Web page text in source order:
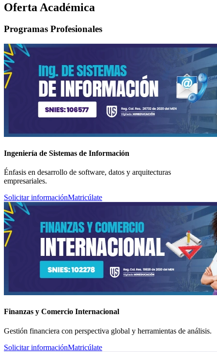
Oferta Académica
Programas Profesionales
Ingeniería de Sistemas de Información
Énfasis en desarrollo de software, datos y arquitecturas
empresariales.
Solicitar informaciónMatricúlate
Finanzas y Comercio Internacional
Gestión financiera con perspectiva global y herramientas de análisis.
Solicitar informaciónMatricúlate